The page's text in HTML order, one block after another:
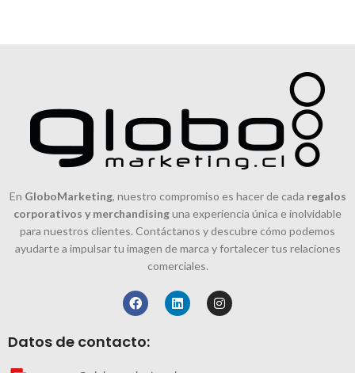
En GloboMarketing, nuestro compromiso es hacer de cada regalos
corporativos y merchandisinguna experiencia única e inolvidable
para nuestros clientes. Contáctanos y descubre cómo podemos
ayudarte a impulsar tu imagen de marca y fortalecer tus relaciones
comerciales.
Datos de contacto: